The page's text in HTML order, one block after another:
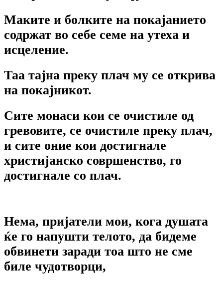
Маките и болките на покајанието
содржат во себе семе на утеха и
исцеление.
Таа тајна преку плач му се открива
на покајникот.
Сите монаси кои се очистиле од
гревовите, се очистиле преку плач,
и сите оние кои достигнале
христијанско совршенство, го
достигнале со плач.
Нема, пријатели мои, кога душата
ќе го напушти телото, да бидеме
обвинети заради тоа што не сме
биле чудотворци,